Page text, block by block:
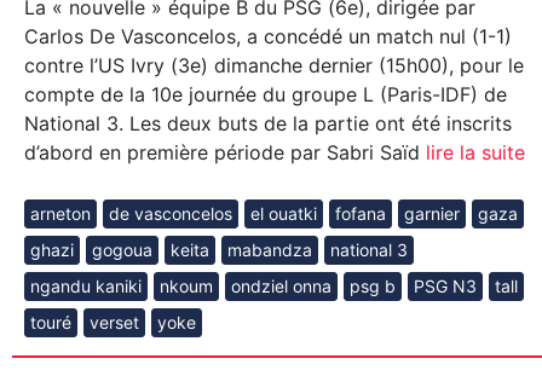
La « nouvelle » équipe B du PSG (6e), dirigée par
Carlos De Vasconcelos, a concédé un match nul (1-1)
contre l’US Ivry (3e) dimanche dernier (15h00), pour le
compte de la 10e journée du groupe L (Paris-IDF) de
National 3. Les deux buts de la partie ont été inscrits
d’abord en première période par Sabri Saïd lire la suite
arneton de vasconcelos el ouatki fofana garnier
gaza
ghazi
gogoua keita mabandza
national 3
ngandu kaniki
nkoum ondziel onna psg b PSG N3
tall
touré
verset yoke